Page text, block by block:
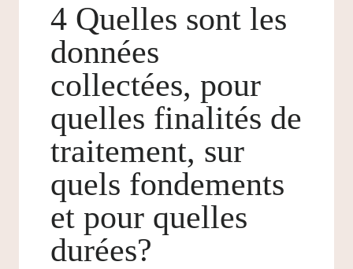
4 Quelles sont les
données
collectées, pour
quelles finalités de
traitement, sur
quels fondements
et pour quelles
durées?